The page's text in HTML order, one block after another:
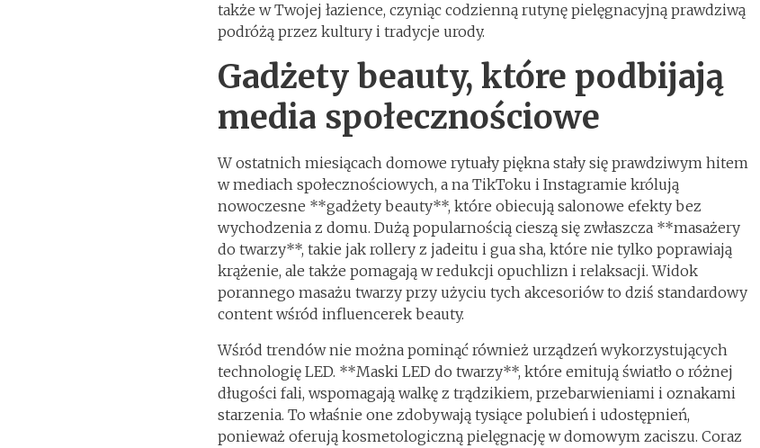
także w Twojej łazience, czyniąc codzienną rutynę pielęgnacyjną prawdziwą
podróżą przez kultury i tradycje urody.
Gadżety beauty, które podbijają
media społecznościowe
W ostatnich miesiącach domowe rytuały piękna stały się prawdziwym hitem
w mediach społecznościowych, a na TikToku i Instagramie królują
nowoczesne **gadżety beauty**, które obiecują salonowe efekty bez
wychodzenia z domu. Dużą popularnością cieszą się zwłaszcza **masażery
do twarzy**, takie jak rollery z jadeitu i gua sha, które nie tylko poprawiają
krążenie, ale także pomagają w redukcji opuchlizn i relaksacji. Widok
porannego masażu twarzy przy użyciu tych akcesoriów to dziś standardowy
content wśród influencerek beauty.
Wśród trendów nie można pominąć również urządzeń wykorzystujących
technologię LED. **Maski LED do twarzy**, które emitują światło o różnej
długości fali, wspomagają walkę z trądzikiem, przebarwieniami i oznakami
starzenia. To właśnie one zdobywają tysiące polubień i udostępnień,
ponieważ oferują kosmetologiczną pielęgnację w domowym zaciszu. Coraz